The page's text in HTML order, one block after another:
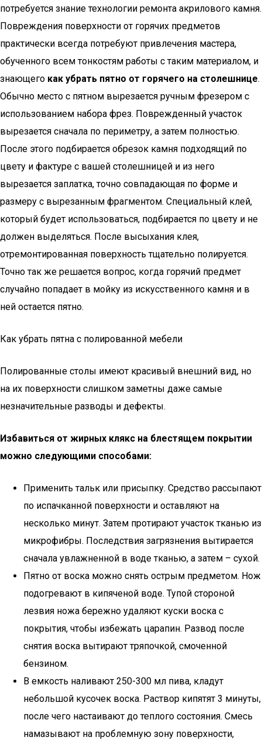
потребуется знание технологии ремонта акрилового камня.
Повреждения поверхности от горячих предметов
практически всегда потребуют привлечения мастера,
обученного всем тонкостям работы с таким материалом, и
знающего как убрать пятно от горячего на столешнице.
Обычно место с пятном вырезается ручным фрезером с
использованием набора фрез. Поврежденный участок
вырезается сначала по периметру, а затем полностью.
После этого подбирается обрезок камня подходящий по
цвету и фактуре с вашей столешницей и из него
вырезается заплатка, точно совпадающая по форме и
размеру с вырезанным фрагментом. Специальный клей,
который будет использоваться, подбирается по цвету и не
должен выделяться. После высыхания клея,
отремонтированная поверхность тщательно полируется.
Точно так же решается вопрос, когда горячий предмет
случайно попадает в мойку из искусственного камня и в
ней остается пятно.
Как убрать пятна с полированной мебели
Полированные столы имеют красивый внешний вид, но
на их поверхности слишком заметны даже самые
незначительные разводы и дефекты.
Избавиться от жирных клякс на блестящем покрытии
можно следующими способами:
Применить тальк или присыпку. Средство рассыпают
по испачканной поверхности и оставляют на
несколько минут. Затем протирают участок тканью из
микрофибры. Последствия загрязнения вытирается
сначала увлажненной в воде тканью, а затем – сухой.
Пятно от воска можно снять острым предметом. Нож
подогревают в кипяченой воде. Тупой стороной
лезвия ножа бережно удаляют куски воска с
покрытия, чтобы избежать царапин. Развод после
снятия воска вытирают тряпочкой, смоченной
бензином.
В емкость наливают 250-300 мл пива, кладут
небольшой кусочек воска. Раствор кипятят 3 минуты,
после чего настаивают до теплого состояния. Смесь
намазывают на проблемную зону поверхности,